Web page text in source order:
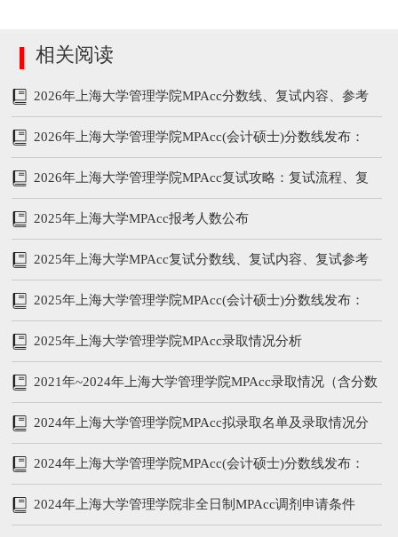
相关阅读
2026年上海大学管理学院MPAcc分数线、复试内容、参考
书
2026年上海大学管理学院MPAcc(会计硕士)分数线发布：
199/102/51
2026年上海大学管理学院MPAcc复试攻略：复试流程、复
试参考书、分数线
2025年上海大学MPAcc报考人数公布
2025年上海大学MPAcc复试分数线、复试内容、复试参考
书
2025年上海大学管理学院MPAcc(会计硕士)分数线发布：
205/96/48
2025年上海大学管理学院MPAcc录取情况分析
2021年~2024年上海大学管理学院MPAcc录取情况（含分数
线、学费学制、复试内容）
2024年上海大学管理学院MPAcc拟录取名单及录取情况分
析
2024年上海大学管理学院MPAcc(会计硕士)分数线发布：
212/104/52
2024年上海大学管理学院非全日制MPAcc调剂申请条件